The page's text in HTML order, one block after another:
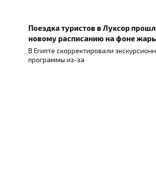
Поездка туристов в Луксор
новому расписанию на фоне жары
В Египте скорректировали
программы из-за